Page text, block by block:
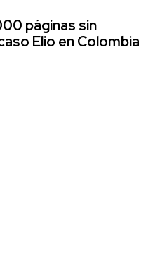
páginas sin
Elio en Colombia